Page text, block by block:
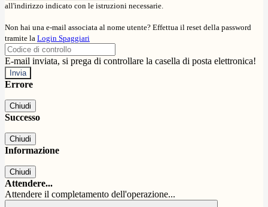
all'indirizzo indicato con le istruzioni necessarie.
Non hai una e-mail associata al nome utente? Effettua il reset della password
tramite la Login Spaggiari
E-mail inviata, si prega di controllare la casella di posta elettronica!
Errore
Chiudi
Successo
Chiudi
Informazione
Chiudi
Attendere...
Attendere il completamento dell'operazione...